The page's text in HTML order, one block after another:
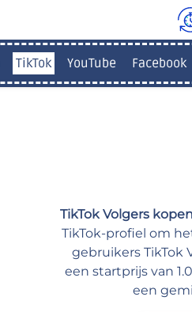
TikTok YouTube Facebook
TikTok Volgers kopen
TikTok-profiel om
gebruikers TikTok
een startprijs van
een